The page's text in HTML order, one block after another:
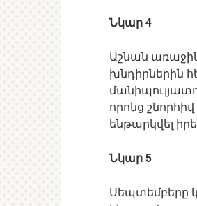
Նկար 4
Աշնան
խնդիրներին
որոնց
ենթարկվել
Նկար 5
Սեպտեմբերը